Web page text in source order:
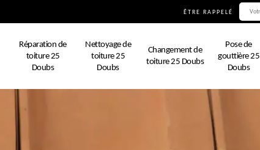
ÊTRE RAPPELÉ
Réparation de
toiture 25
Doubs
Nettoyage de
toiture 25
Doubs
Changement de
toiture 25 Doubs
Pose de
gouttière 25
Doubs